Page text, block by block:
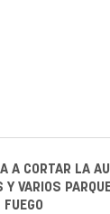
A CORTAR LA
Y VARIOS
FUEGO